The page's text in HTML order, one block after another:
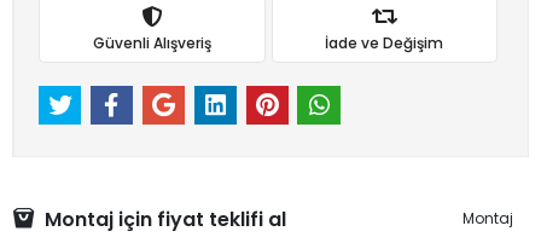
Güvenli Alışveriş İade ve Değişim
Montaj için fiyat teklifi al Montaj